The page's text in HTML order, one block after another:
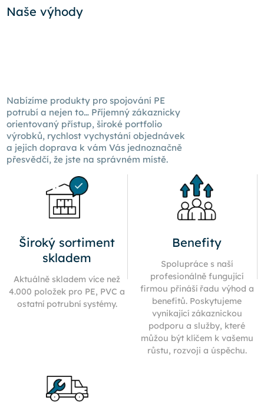
Naše výhody
Nabízíme produkty pro spojování PE
potrubí a nejen to… Příjemný zákaznicky
orientovaný přístup, široké portfolio
výrobků, rychlost vychystání objednávek
a jejich doprava kvám Vás jednoznačně
přesvědčí, že jste na správném místě.
Široký sortiment
skladem
Aktuálně skladem více než
4.000 položek pro PE, PVC a
ostatní potrubní systémy.
Benefity
Spolupráce s naší
profesionálně fungující
firmou přináší řadu výhod a
benefitů. Poskytujeme
vynikající zákaznickou
podporu a služby, které
můžou být klíčem k vašemu
růstu, rozvoji a úspěchu.